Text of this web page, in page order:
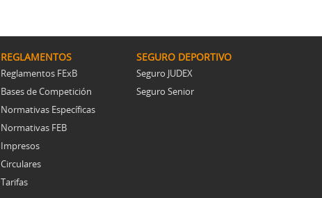
REGLAMENTOS
Reglamentos FExB
Bases de Competición
Normativas Específicas
Normativas FEB
Impresos
Circulares
Tarifas
SEGURO DEPORTIVO
Seguro JUDEX
Seguro Senior